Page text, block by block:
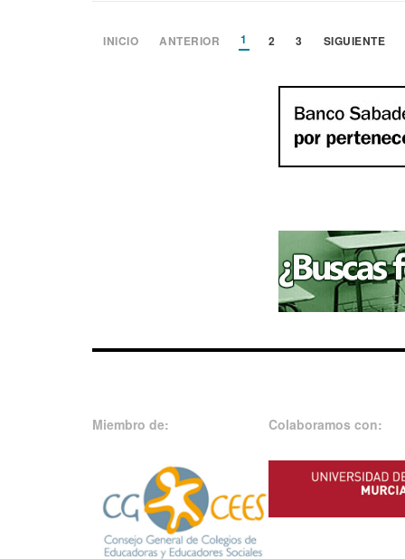
INICIO ANTERIOR 1 2 3 SIGUIENTE
Miembro de: Colaboramos con: